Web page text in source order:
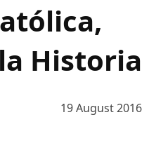
Historia
19 August 2016